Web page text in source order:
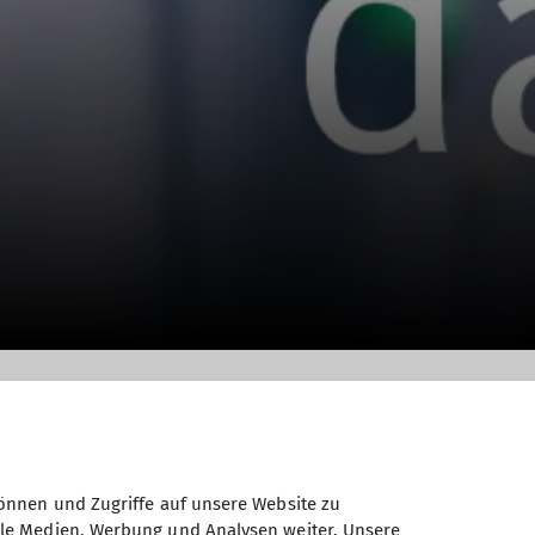
und Zugriffe auf unsere Website zu
Medien, Werbung und Analysen weiter. Unsere